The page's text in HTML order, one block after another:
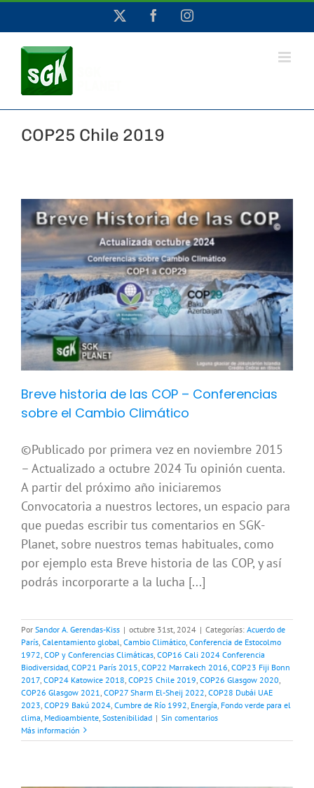
contenido
FacebookInstagram
COP25 Chile 2019
Breve historia de las COP – Conferencias
sobre el Cambio Climático
©Publicado por primera vez en noviembre 2015
– Actualizado a octubre 2024 Tu opinión cuenta.
A partir del próximo año iniciaremos
Convocatoria a nuestros lectores, un espacio para
que puedas escribir tus comentarios en SGK-
Planet, sobre nuestros temas habituales, como
por ejemplo esta Breve historia de las COP, y así
podrás incorporarte a la lucha [...]
Por Sandor A. Gerendas-Kiss | octubre 31st, 2024 | Categorías: Acuerdo de
París Calentamiento global Cambio Climático Conferencia de Estocolmo
1972 COP y Conferencias Climáticas COP16 Cali 2024 Conferencia
Biodiversidad COP21 París 2015 COP22 Marrakech 2016 COP23 Fiji Bonn
2017 COP24 Katowice 2018 COP25 Chile 2019 COP26 Glasgow 2020
COP26 Glasgow 2021 COP27 Sharm El-Sheij 2022 COP28 Dubái UAE
2023 COP29 Bakú 2024 Cumbre de Río 1992 Energía Fondo verde para el
clima Medioambiente Sostenibilidad | Sin comentarios
Más información